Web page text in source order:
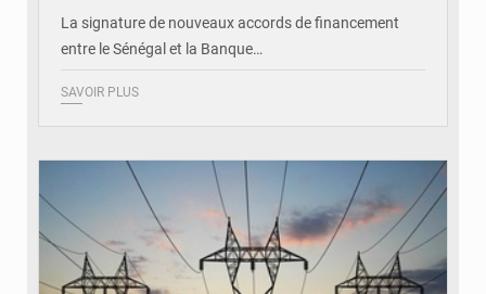
La signature de nouveaux accords de financement
entre le Sénégal et la Banque…
SAVOIR PLUS